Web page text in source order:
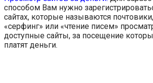
способом Вам нужно
сайтах, которые называются
«серфинг» или «чтение писем»
доступные сайты, за посещение
платят деньги.